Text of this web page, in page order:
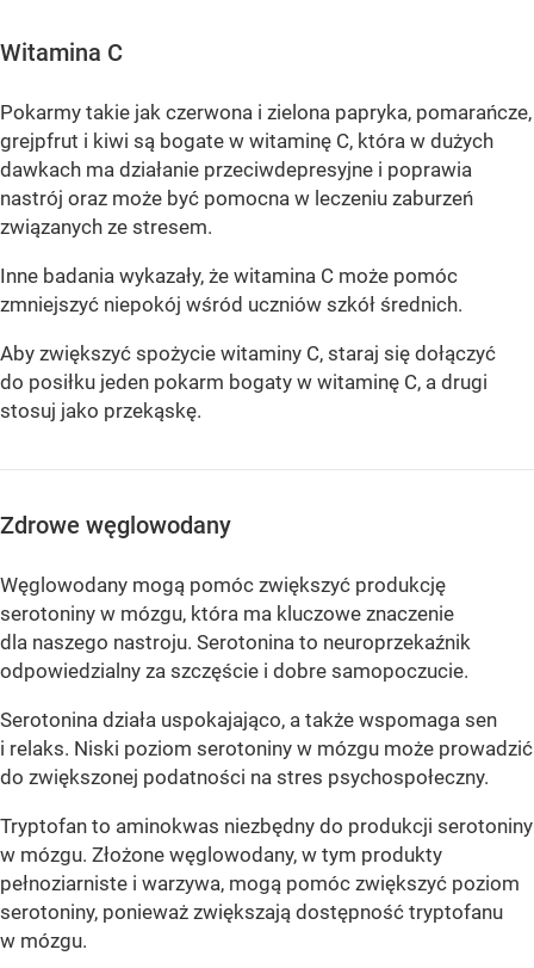
Witamina C
Pokarmy takie jak czerwona i zielona papryka, pomarańcze,
grejpfrut i kiwi są bogate w witaminę C, która w dużych
dawkach ma działanie przeciwdepresyjne i poprawia
nastrój oraz może być pomocna w leczeniu zaburzeń
związanych ze stresem.
Inne badania wykazały, że witamina C może pomóc
zmniejszyć niepokój wśród uczniów szkół średnich.
Aby zwiększyć spożycie witaminy C, staraj się dołączyć
do posiłku jeden pokarm bogaty w witaminę C, a drugi
stosuj jako przekąskę.
Zdrowe węglowodany
Węglowodany mogą pomóc zwiększyć produkcję
serotoniny w mózgu, która ma kluczowe znaczenie
dla naszego nastroju. Serotonina to neuroprzekaźnik
odpowiedzialny za szczęście i dobre samopoczucie.
Serotonina działa uspokajająco, a także wspomaga sen
i relaks. Niski poziom serotoniny w mózgu może prowadzić
do zwiększonej podatności na stres psychospołeczny.
Tryptofan to aminokwas niezbędny do produkcji serotoniny
w mózgu. Złożone węglowodany, w tym produkty
pełnoziarniste i warzywa, mogą pomóc zwiększyć poziom
serotoniny, ponieważ zwiększają dostępność tryptofanu
w mózgu.